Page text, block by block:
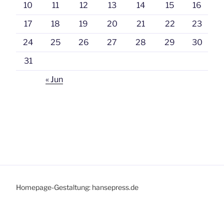
10
11 12 13 14 15
16
17
18 19 20 21 22
23
24
25 26 27 28 29
30
31
« Jun
Homepage-Gestaltung: hansepress.de